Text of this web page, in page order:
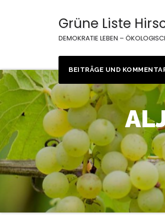
Grüne Liste
DEMOKRATIE LEBEN –
BEITRÄGE UND